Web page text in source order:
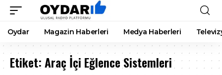
Oydar Magazin Haberleri Medya Haberleri
Etiket:Araç İçi Eğlence Sistemleri